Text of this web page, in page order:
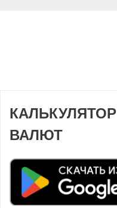
КАЛЬКУЛЯТОР
ВАЛЮТ